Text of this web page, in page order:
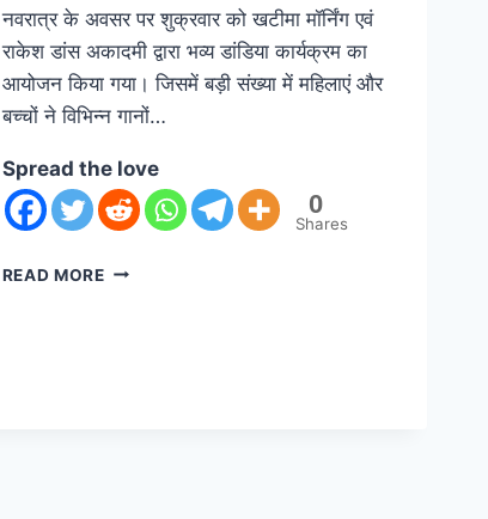
नवरात्र के अवसर पर शुक्रवार को खटीमा मॉर्निंग एवं
राकेश डांस अकादमी द्वारा भव्य डांडिया कार्यक्रम का
आयोजन किया गया। जिसमें बड़ी संख्या में महिलाएं और
बच्चों ने विभिन्न गानों…
Spread the love
0
Shares
READ MORE